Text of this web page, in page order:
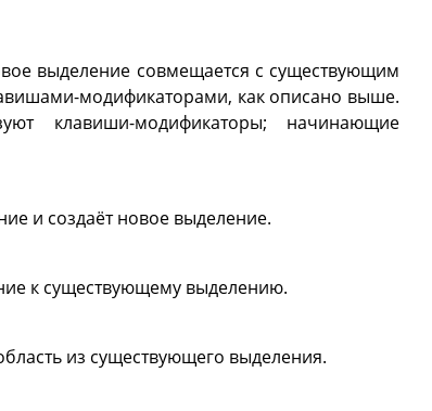
выделение совмещается с существующим
модификаторами, как описано выше.
клавиши-модификаторы; начинающие
и создаёт новое выделение.
к существующему выделению.
из существующего выделения.